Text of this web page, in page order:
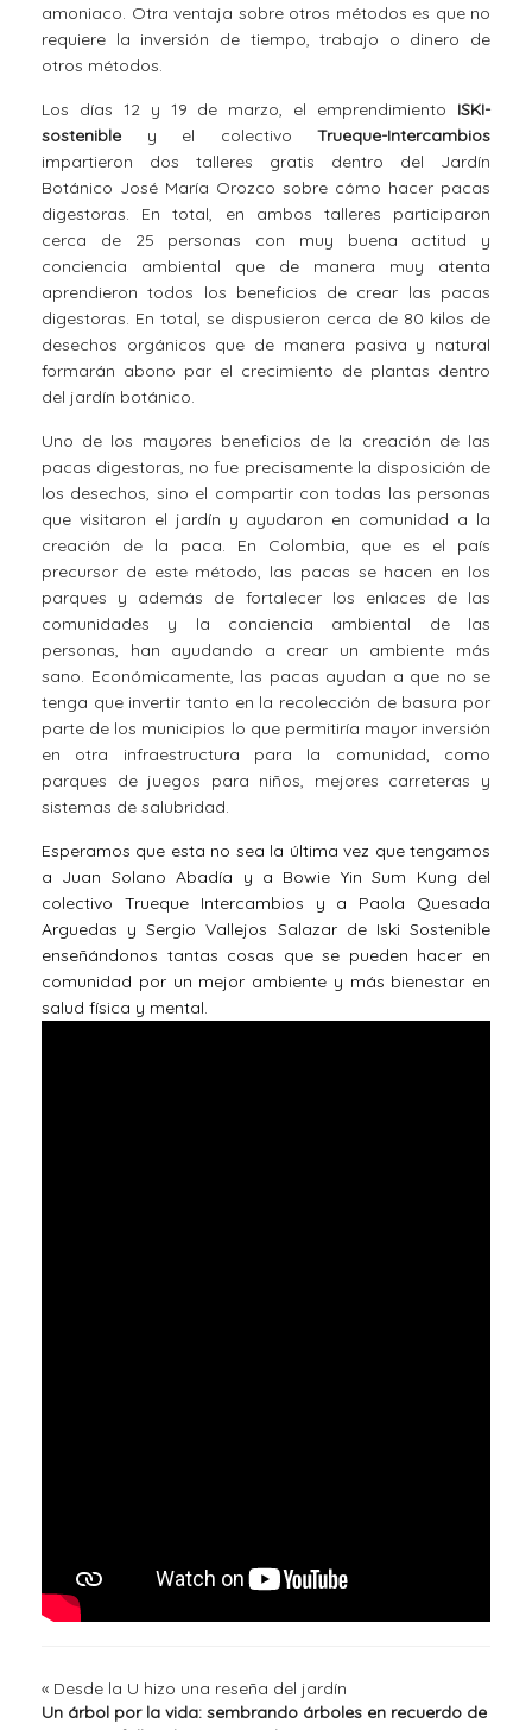
amoniaco. Otra ventaja sobre otros métodos es que no
requiere la inversión de tiempo, trabajo o dinero de
otros métodos.
Los días 12 y 19 de marzo, el emprendimiento ISKI-
sostenible y el colectivo Trueque-Intercambios
impartieron dos talleres gratis dentro del Jardín
Botánico José María Orozco sobre cómo hacer pacas
digestoras. En total, en ambos talleres participaron
cerca de 25 personas con muy buena actitud y
conciencia ambiental que de manera muy atenta
aprendieron todos los beneficios de crear las pacas
digestoras. En total, se dispusieron cerca de 80 kilos de
desechos orgánicos que de manera pasiva y natural
formarán abono par el crecimiento de plantas dentro
del jardín botánico.
Uno de los mayores beneficios de la creación de las
pacas digestoras, no fue precisamente la disposición de
los desechos, sino el compartir con todas las personas
que visitaron el jardín y ayudaron en comunidad a la
creación de la paca. En Colombia, que es el país
precursor de este método, las pacas se hacen en los
parques y además de fortalecer los enlaces de las
comunidades y la conciencia ambiental de las
personas, han ayudando a crear un ambiente más
sano. Económicamente, las pacas ayudan a que no se
tenga que invertir tanto en la recolección de basura por
parte de los municipios lo que permitiría mayor inversión
en otra infraestructura para la comunidad, como
parques de juegos para niños, mejores carreteras y
sistemas de salubridad.
Esperamos que esta no sea la última vez que tengamos
a Juan Solano Abadía y a Bowie Yin Sum Kung del
colectivo Trueque Intercambios y a Paola Quesada
Arguedas y Sergio Vallejos Salazar de Iski Sostenible
enseñándonos tantas cosas que se pueden hacer en
comunidad por un mejor ambiente y más bienestar en
salud física y mental.
« Desde la U hizo una reseña del jardín
Un árbol por la vida: sembrando árboles en recuerdo de